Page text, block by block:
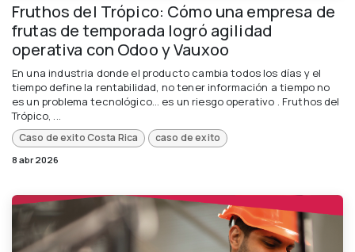
Fruthos del Trópico: Cómo una empresa de
frutas de temporada logró agilidad
operativa con Odoo y Vauxoo
En una industria donde el producto cambia todos los días y el
tiempo define la rentabilidad, no tener información a tiempo no
es un problema tecnológico… es un riesgo operativo . Fruthos del
Trópico, ...
Caso de exito Costa Rica caso de exito
8 abr 2026